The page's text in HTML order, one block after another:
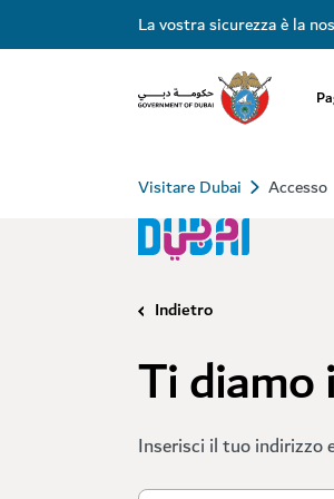
La vostra sicurezza è la
Visitare Dubai Accesso
Indietro
Ti diamo
Inserisci il tuo indirizzo